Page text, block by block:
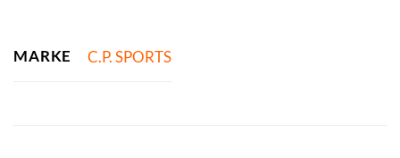
MARKE C.P. SPORTS